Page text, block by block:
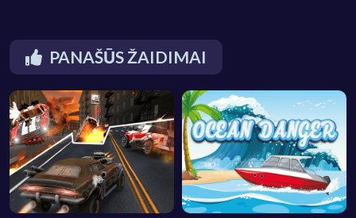
PANAŠŪS ŽAIDIMAI